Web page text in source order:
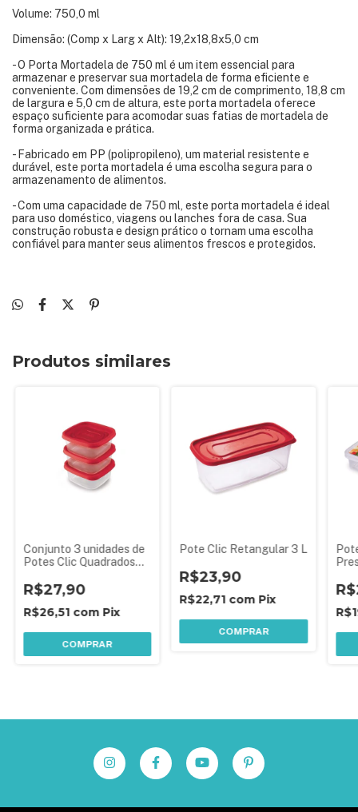
Volume: 750,0 ml
Dimensão: (Comp x Larg x Alt): 19,2x18,8x5,0 cm
- O Porta Mortadela de 750 ml é um item essencial para
armazenar e preservar sua mortadela de forma eficiente e
conveniente. Com dimensões de 19,2 cm de comprimento, 18,8 cm
de largura e 5,0 cm de altura, este porta mortadela oferece
espaço suficiente para acomodar suas fatias de mortadela de
forma organizada e prática.
- Fabricado em PP (polipropileno), um material resistente e
durável, este porta mortadela é uma escolha segura para o
armazenamento de alimentos.
- Com uma capacidade de 750 ml, este porta mortadela é ideal
para uso doméstico, viagens ou lanches fora de casa. Sua
construção robusta e design prático o tornam uma escolha
confiável para manter seus alimentos frescos e protegidos.
Produtos similares
Conjunto 3 unidades de
Potes Clic Quadrados
R$27,90
R$26,51 com Pix
COMPRAR
Pote Clic Retangular 3 L
R$23,90
R$22,71 com Pix
COMPRAR